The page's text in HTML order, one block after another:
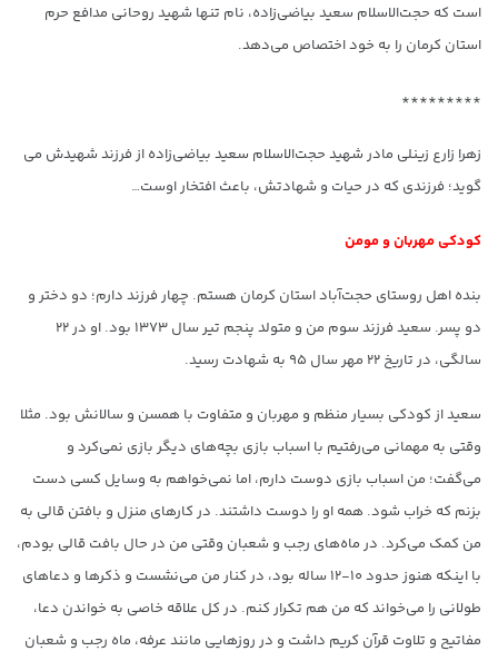
است که حجت‌الاسلام سعید بیاضی‌زاده، نام تنها شهید روحانی مدافع حرم
استان کرمان را به خود اختصاص می‌دهد.
*********
زهرا زارع زینلی مادر شهید حجت‌الاسلام سعید بیاضی‌زاده از فرزند شهیدش می
گوید؛ فرزندی که در حیات و شهادتش، باعث افتخار اوست…
کودکی مهربان و مومن
بنده اهل روستای حجت‌آباد استان کرمان هستم. چهار فرزند دارم؛ دو دختر و
دو پسر. سعید فرزند سوم من و متولد پنجم تیر سال ۱۳۷۳ بود. او در ۲۲
سالگی، در تاریخ ۲۲ مهر سال ۹۵ به شهادت رسید.
سعید از کودکی بسیار منظم و مهربان و متفاوت با همسن و سالانش بود. مثلا
وقتی به مهمانی می‌رفتیم با اسباب بازی بچه‌های دیگر بازی نمی‌کرد و
می‌گفت؛ من اسباب بازی دوست دارم، اما نمی‌خواهم به وسایل کسی دست
بزنم که خراب شود. همه او را دوست داشتند. در کارهای منزل و بافتن قالی به
من کمک می‌کرد. در ماه‌های رجب و شعبان وقتی من در حال بافت قالی بودم،
با اینکه هنوز حدود ۱۰-۱۲ ساله بود، در کنار من می‌نشست و ذکرها و دعاهای
طولانی را می‌خواند که من هم تکرار کنم. در کل علاقه خاصی به خواندن دعا،
مفاتیح و تلاوت قرآن کریم داشت و در روزهایی مانند عرفه، ماه رجب و شعبان